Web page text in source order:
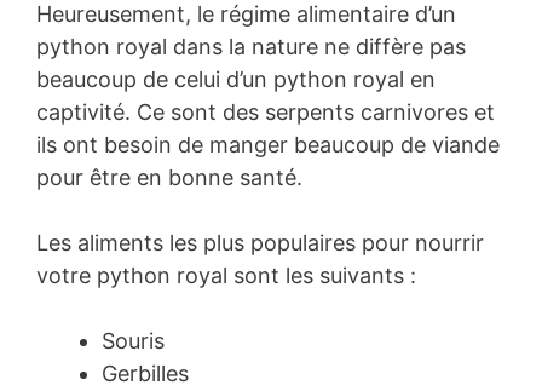
Heureusement, le régime alimentaire d’un
python royal dans la nature ne diffère pas
beaucoup de celui d’un python royal en
captivité. Ce sont des serpents carnivores et
ils ont besoin de manger beaucoup de viande
pour être en bonne santé.
Les aliments les plus populaires pour nourrir
votre python royal sont les suivants :
Souris
Gerbilles